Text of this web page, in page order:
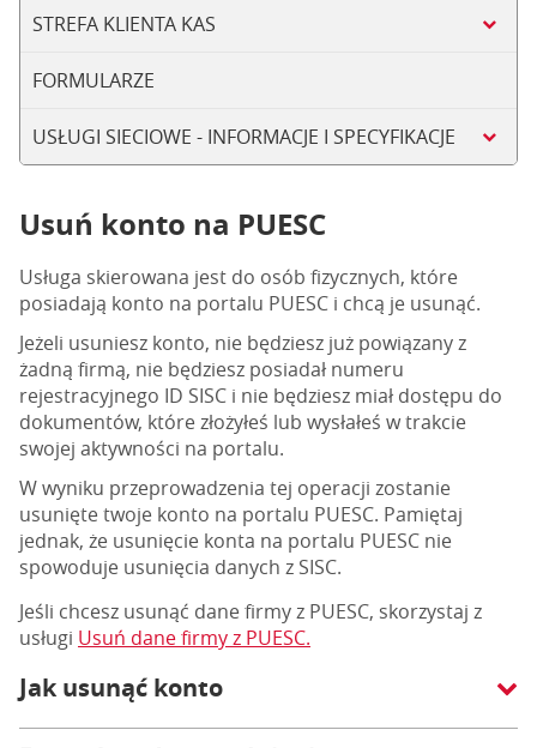
STREFA KLIENTA KAS
FORMULARZE
USŁUGI SIECIOWE - INFORMACJE I SPECYFIKACJE
Usuń konto na PUESC
Usługa skierowana jest do osób fizycznych, które
posiadają konto na portalu PUESC i chcą je usunąć.
Jeżeli usuniesz konto, nie będziesz już powiązany z
żadną firmą, nie będziesz posiadał numeru
rejestracyjnego ID SISC i nie będziesz miał dostępu do
dokumentów, które złożyłeś lub wysłałeś w trakcie
swojej aktywności na portalu.
W wyniku przeprowadzenia tej operacji zostanie
usunięte twoje konto na portalu PUESC. Pamiętaj
jednak, że usunięcie konta na portalu PUESC nie
spowoduje usunięcia danych z SISC.
Jeśli chcesz usunąć dane firmy z PUESC, skorzystaj z
usługi Usuń dane firmy z PUESC.
Jak usunąć konto